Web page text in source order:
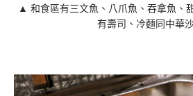
▲ 和食區有三文魚、八爪魚、吞拿魚、
有壽司、冷麵同中華